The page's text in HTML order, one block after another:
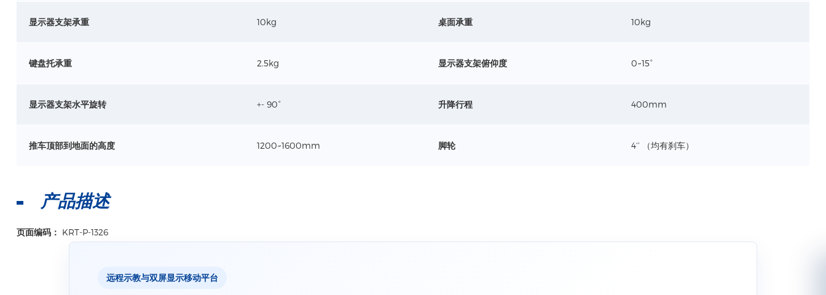
显示器支架承重 10kg 桌面承重 10kg
键盘托承重 2.5kg 显示器支架俯仰度 0~15°
显示器支架水平旋转 +- 90° 升降行程 400mm
推车顶部到地面的高度 1200~1600mm 脚轮 4‘’ （均有刹车）
产品描述
页面编码： KRT-P-1326
远程示教与双屏显示移动平台